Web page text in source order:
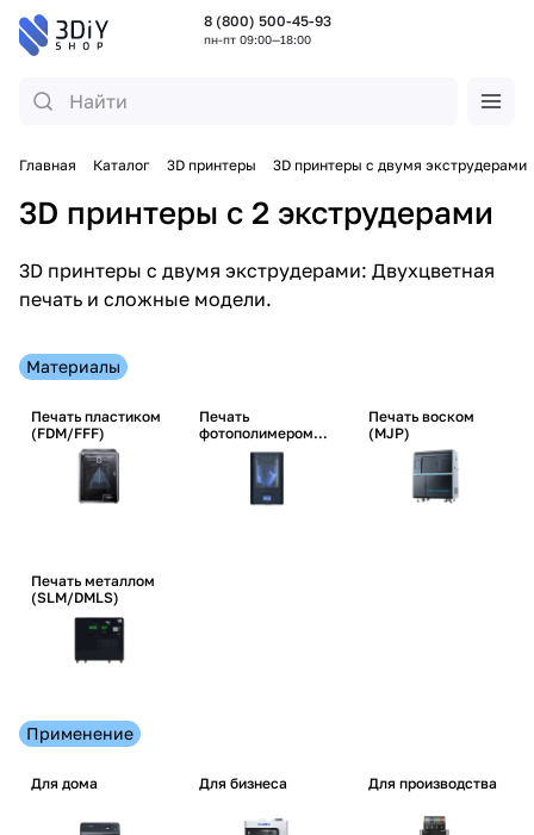
8 (800) 500-45-93
пн-пт 09:00—18:00
Главная Каталог 3D принтеры 3D принтеры с двумя экструдерами
3D принтеры с 2 экструдерами
3D принтеры с двумя экструдерами: Двухцветная
печать и сложные модели.
Материалы
Печать пластиком
(FDM/FFF)
Печать
фотополимером
(SLA/DLP/LCD)
Печать воском
(MJP)
Печать металлом
(SLM/DMLS)
Применение
Для дома Для бизнеса Для производства